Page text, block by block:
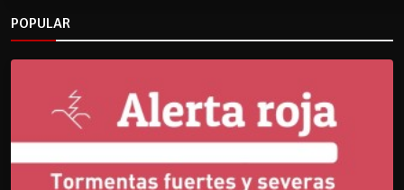
POPULAR